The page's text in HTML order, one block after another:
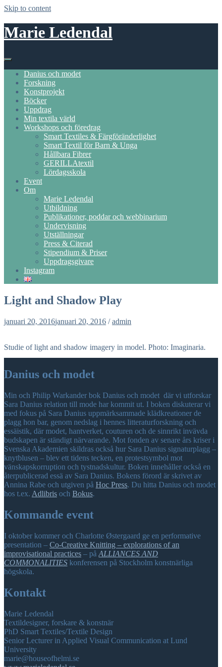
Skip to content
Marie Ledendal
Danius och modet
Forskning
Konstprojekt
Böcker
Uppdrag
Min textila värld
Workshops och föredrag
Smart Textiles & Färgföränderlighet
Smart Textil för Barn & Unga
Hållbara Fibrer
GERILLAtextil
Lördagsskola
Event
Om
Marie Ledendal
Utbildning
Publikationer, poddar och webbinarium
Undervisning
Utställningar
Press & Citerad
Stipendium & Priser
Uppdragsgivare
Instagram
Light and Shadow Play
januari 20, 2016januari 20, 2016 /admin
Studie of light and shadow imagery in model. Photo: Imaginaria.
Danius och modet
Min och Philip Warkander bok Danius och modet där vi utforskar
Sara Danius relation till mode har kommit ut. I boken diskuterar vi
med fokus på Sara Danius uppmärksammade klädkreationer de
plagg hon bar, genom nedslag i hennes litteraturforskning och
essäistik, där modet, hantverket, couturen och de sinnrikt invävda
budskapen är ständigt närvarande. Mot fonden av senare års kriser i
Svenska Akademien skildras också hur Sara Danius signaturplagg –
knytblusen – blev ett tidens tecken, en protestsymbol mot
vänskapskorruption och tystnadskultur. Boken innehåller också en
återpublicerad essä av Sara Danius. Bokens förord är skrivet av
Annina Rabe och utgiven på Hoc Press. Du hitta Danius och modet
hos t.ex. Adlibris och Bokus.
Kommande event
I oktober kommer och Charlotte Østergaard ge en performative
presentation – Co-Creative Knitting – explorations of an
improvisational practices – på ALLIANCES AND
COMMONALITIES konferensen på Stockholm konstnärliga
högskola.
Kontakt
Marie Ledendal
Textildesigner, forskare & konstnär
PhD Smart Textiles/Textile Design
Senior Lecturer in Applied Visual Communication at Lund
University
marie@houseofhelmi.se